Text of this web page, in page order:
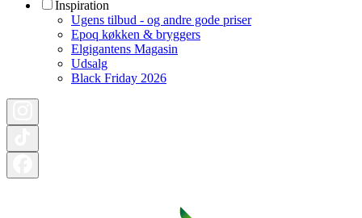
Inspiration
Ugens tilbud - og andre gode priser
Epoq køkken & bryggers
Elgigantens Magasin
Udsalg
Black Friday 2026